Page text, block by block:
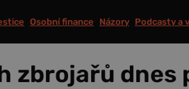
Osobní finance Názory Podcasty a
zbrojařů dnes